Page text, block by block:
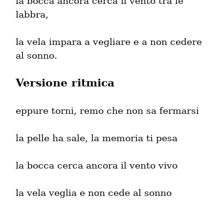
labbra,
la vela impara a vegliare e a non cedere
al sonno.
Versione ritmica
eppure torni, remo che non sa fermarsi
la pelle ha sale, la memoria ti pesa
la bocca cerca ancora il vento vivo
la vela veglia e non cede al sonno